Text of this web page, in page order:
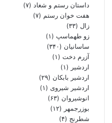
داستان رستم و شغاد (۷)
هفت خوان رستم‏ (۷)
زال (۳۳)
زو طهماسپ‏ (۱)
ساسانیان (۳۴۰)
آزرم دخت (۱)
اردشیر (۱)
اردشیر بابکان (۲۹)
اردشیر شیروی (۱)
انوشیروان (۶۳)
بوزرجمهر (۱۲)
شطرنج (۴)